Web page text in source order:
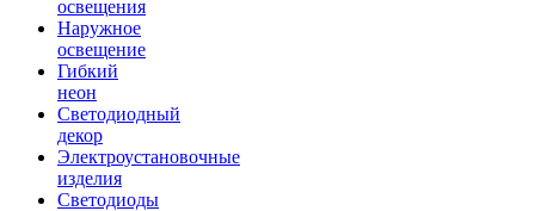
освещения
Наружное
освещение
Гибкий
неон
Светодиодный
декор
Электроустановочные
изделия
Светодиоды